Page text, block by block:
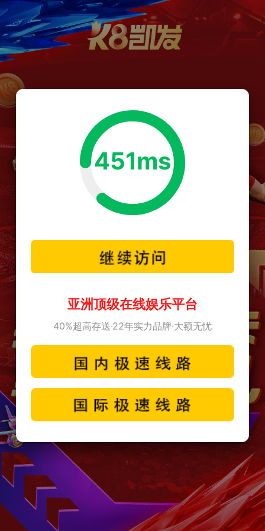
451ms
亚洲顶级在线娱乐平台
40%超高存送·22年实力品牌·大额无忧